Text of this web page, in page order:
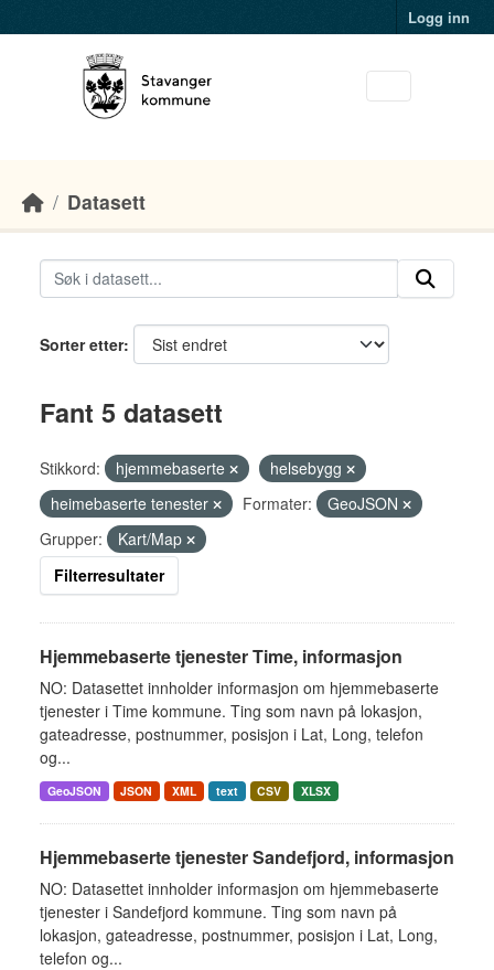
Logg inn
Datasett
Sorter etter
Fant 5 datasett
Stikkord: hjemmebaserte
helsebygg
heimebaserte tenester
Formater:
GeoJSON
Grupper:
Kart/Map
Filterresultater
Hjemmebaserte tjenester Time, informasjon
NO: Datasettet innholder informasjon om hjemmebaserte
tjenester i Time kommune. Ting som navn på lokasjon,
gateadresse, postnummer, posisjon i Lat, Long, telefon
og...
GeoJSON JSON XML text CSV XLSX
Hjemmebaserte tjenester Sandefjord, informasjon
NO: Datasettet innholder informasjon om hjemmebaserte
tjenester i Sandefjord kommune. Ting som navn på
lokasjon, gateadresse, postnummer, posisjon i Lat, Long,
telefon og...